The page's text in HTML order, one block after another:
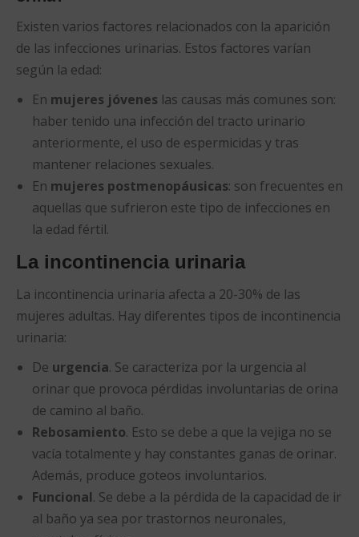
Existen varios factores relacionados con la aparición
de las infecciones urinarias. Estos factores varían
según la edad:
En mujeres jóvenes las causas más comunes son:
haber tenido una infección del tracto urinario
anteriormente, el uso de espermicidas y tras
mantener relaciones sexuales.
En mujeres postmenopáusicas: son frecuentes en
aquellas que sufrieron este tipo de infecciones en
la edad fértil.
La incontinencia urinaria
La incontinencia urinaria afecta a 20-30% de las
mujeres adultas. Hay diferentes tipos de incontinencia
urinaria:
De urgencia. Se caracteriza por la urgencia al
orinar que provoca pérdidas involuntarias de orina
de camino al baño.
Rebosamiento. Esto se debe a que la vejiga no se
vacía totalmente y hay constantes ganas de orinar.
Además, produce goteos involuntarios.
Funcional. Se debe a la pérdida de la capacidad de ir
al baño ya sea por trastornos neuronales,